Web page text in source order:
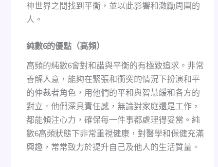
神世界之間找到平衡，並以此影響和激勵周圍的
人。
純數6的優點（高頻）
高頻的純數6會對和諧與平衡的有極致追求。非常
善解人意，能夠在緊張和衝突的情況下扮演和平
的仲裁者角色，用他們的平和與智慧緩和各方的
對立。他們深具責任感，無論對家庭還是工作，
都能傾注心力，確保每一件事都處理得妥當。純
數6高頻狀態下非常重視健康，對醫學和保健充滿
興趣，常常致力於提升自己及他人的生活質量。